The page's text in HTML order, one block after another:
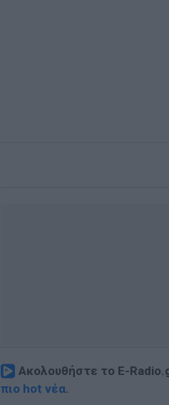
Ακολουθήστε το E-
πιο hot νέα.